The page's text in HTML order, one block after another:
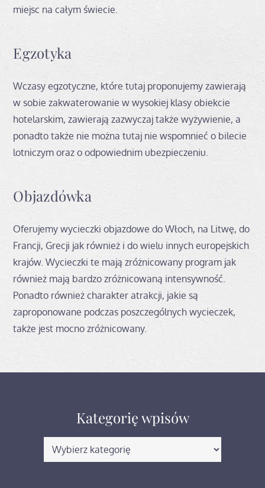
miejsc na całym świecie.
Egzotyka
Wczasy egzotyczne, które tutaj proponujemy zawierają
w sobie zakwaterowanie w wysokiej klasy obiekcie
hotelarskim, zawierają zazwyczaj także wyżywienie, a
ponadto także nie można tutaj nie wspomnieć o bilecie
lotniczym oraz o odpowiednim ubezpieczeniu.
Objazdówka
Oferujemy wycieczki objazdowe do Włoch, na Litwę, do
Francji, Grecji jak również i do wielu innych europejskich
krajów. Wycieczki te mają zróżnicowany program jak
również mają bardzo zróżnicowaną intensywność.
Ponadto również charakter atrakcji, jakie są
zaproponowane podczas poszczególnych wycieczek,
także jest mocno zróżnicowany.
Kategorię wpisów
Kategorię
wpisów